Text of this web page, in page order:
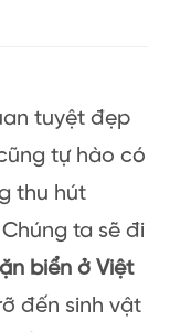
tuyệt đẹp
tự hào có
thu hút
ta sẽ đi
lặn biển ở Việt
đến sinh vật